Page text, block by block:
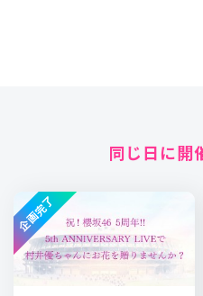
同じ日に開
企画完了